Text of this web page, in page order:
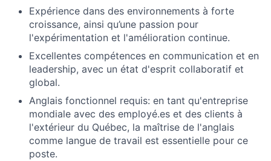
Expérience dans des environnements à forte
croissance, ainsi qu’une passion pour
l'expérimentation et l'amélioration continue.
Excellentes compétences en communication et en
leadership, avec un état d'esprit collaboratif et
global.
Anglais fonctionnel requis: en tant qu'entreprise
mondiale avec des employé.es et des clients à
l'extérieur du Québec, la maîtrise de l'anglais
comme langue de travail est essentielle pour ce
poste.